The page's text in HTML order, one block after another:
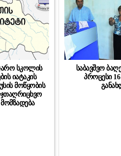
სკოლის
იატაკის
მოწყობის
საბავშვო
პროცესი